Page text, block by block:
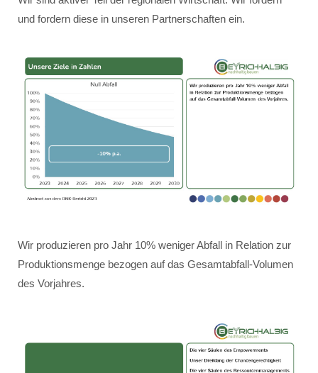
und fordern diese in unseren Partnerschaften ein.
Wir produzieren pro Jahr 10% weniger Abfall in Relation zur
Produktionsmenge bezogen auf das Gesamtabfall-Volumen
des Vorjahres.